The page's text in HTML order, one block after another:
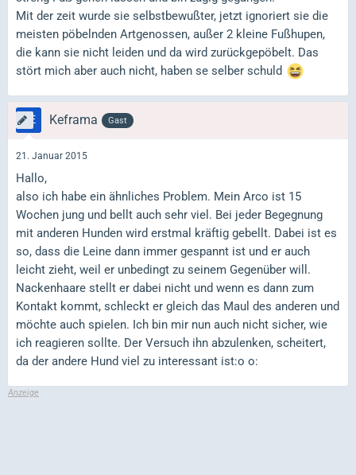
Mit der zeit wurde sie selbstbewußter, jetzt ignoriert sie die
meisten pöbelnden Artgenossen, außer 2 kleine Fußhupen,
die kann sie nicht leiden und da wird zurückgepöbelt. Das
stört mich aber auch nicht, haben se selber schuld
Keframa Gast
21. Januar 2015
Hallo,
also ich habe ein ähnliches Problem. Mein Arco ist 15
Wochen jung und bellt auch sehr viel. Bei jeder Begegnung
mit anderen Hunden wird erstmal kräftig gebellt. Dabei ist es
so, dass die Leine dann immer gespannt ist und er auch
leicht zieht, weil er unbedingt zu seinem Gegenüber will.
Nackenhaare stellt er dabei nicht und wenn es dann zum
Kontakt kommt, schleckt er gleich das Maul des anderen und
möchte auch spielen. Ich bin mir nun auch nicht sicher, wie
ich reagieren sollte. Der Versuch ihn abzulenken, scheitert,
da der andere Hund viel zu interessant ist:o o: